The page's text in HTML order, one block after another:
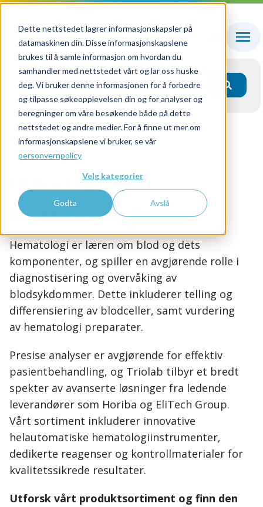
Dette nettstedet lagrer informasjonskapsler på
datamaskinen din. Disse informasjonskapslene
brukes til å samle informasjon om hvordan du
samhandler med nettstedet vårt og lar oss huske
deg. Vi bruker denne informasjonen for å forbedre
og tilpasse søkeopplevelsen din og for analyser og
beregninger om våre besøkende både på dette
nettstedet og andre medier. For å finne ut mer om
informasjonskapslene vi bruker, se vår
personvernpolicy
Velg kategorier
Godta Avslå
Produkter Sykehus
Medisinsk biokjemi
Medisinsk biokjemi
Hematologi
Hematologi er læren om blod og dets
komponenter, og spiller en avgjørende rolle i
diagnostisering og overvåking av
blodsykdommer. Dette inkluderer telling og
differensiering av blodceller, samt vurdering
av hematologi preparater.
Presise analyser er avgjørende for effektiv
pasientbehandling, og Triolab tilbyr et bredt
spekter av avanserte løsninger fra ledende
leverandører som Horiba og EliTech Group.
Vårt sortiment inkluderer innovative
helautomatiske hematologiinstrumenter,
dedikerte reagenser og kontrollmaterialer for
kvalitetssikrede resultater.
Utforsk vårt produktsortiment og finn den